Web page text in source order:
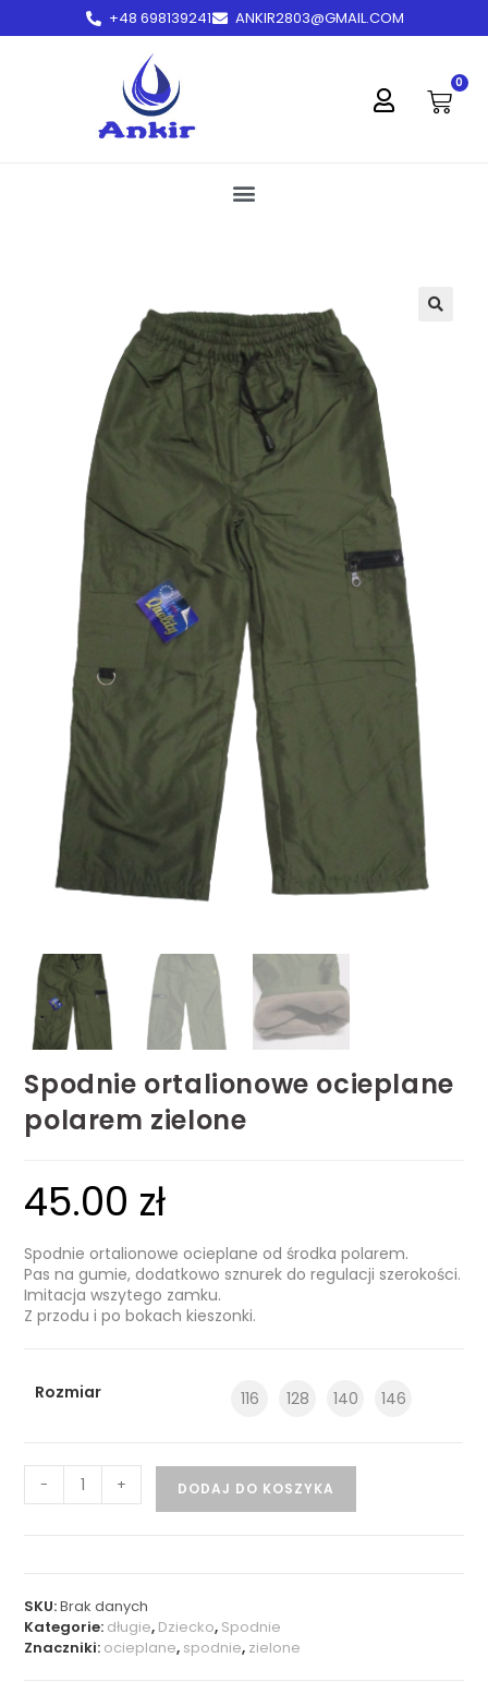
+48 698139241 ANKIR2803@GMAIL.COM
0
Spodnie ortalionowe ocieplane
polarem zielone
45.00 zł
Spodnie ortalionowe ocieplane od środka polarem.
Pas na gumie, dodatkowo sznurek do regulacji szerokości.
Imitacja wszytego zamku.
Z przodu i po bokach kieszonki.
Rozmiar 116 128 140 146
- + DODAJ DO KOSZYKA
SKU:Brak danych
Kategorie: długie, Dziecko, Spodnie
Znaczniki: ocieplane, spodnie, zielone